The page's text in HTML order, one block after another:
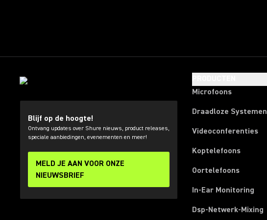
Blijf op de hoogte!
Ontvang updates over Shure nieuws, product releases,
speciale aanbiedingen, evenementen en meer!
MELD JE AAN VOOR ONZE
NIEUWSBRIEF
Microfoons
Draadloze Systemen
Videoconferenties
Koptelefoons
Oortelefoons
In-Ear Monitoring
Dsp-Netwerk-Mixing